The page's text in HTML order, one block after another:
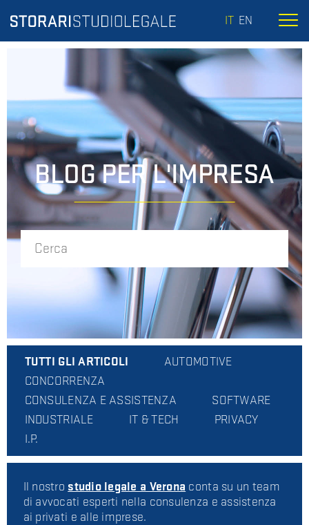
IT EN
BLOG PER L'IMPRESA
TUTTI GLI ARTICOLI
AUTOMOTIVE
CONCORRENZA
CONSULENZA E ASSISTENZA
SOFTWARE
INDUSTRIALE
IT & TECH
PRIVACY
I.P.
Il nostro studio legale a Verona conta su un team
di avvocati esperti nella consulenza e assistenza
ai privati e alle imprese.